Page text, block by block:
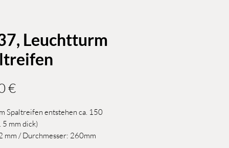
Leuchtturm
€Preis
Spaltreifen entstehen ca. 150
5 mm dick)
mm / Durchmesser: 260mm